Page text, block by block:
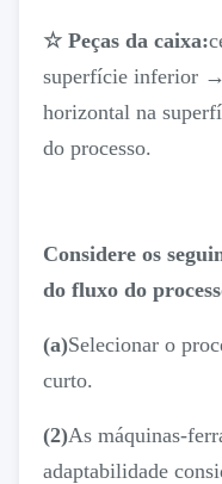
☆ Peças da caixa:
superfície inferior
horizontal na
do processo.
Considere os
do fluxo do
(a)Selecionar o
curto.
(2)As máquinas-
adaptabilidade